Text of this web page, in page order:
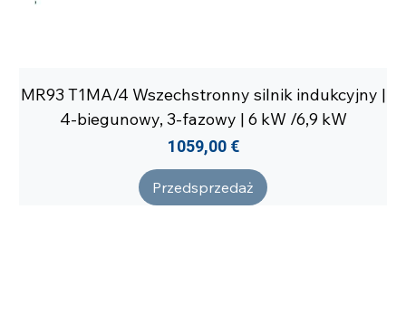
MR93 T1MA/4 Wszechstronny silnik indukcyjny |
4-biegunowy, 3-fazowy | 6 kW /6,9 kW
Cena
1059,00 €
Przedsprzedaż